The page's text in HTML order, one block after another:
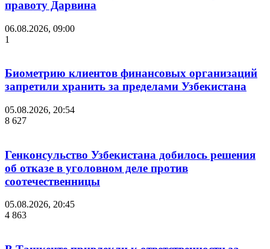
правоту Дарвина
06.08.2026, 09:00
1
Биометрию клиентов финансовых организаций
запретили хранить за пределами Узбекистана
05.08.2026, 20:54
8 627
Генконсульство Узбекистана добилось решения
об отказе в уголовном деле против
соотечественницы
05.08.2026, 20:45
4 863